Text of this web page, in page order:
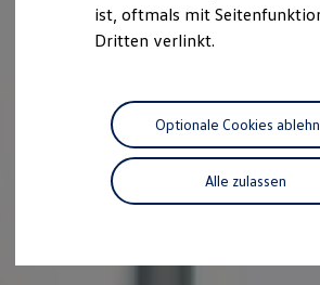
Software Updates
Service und Ersatzteile
Motorenöl und
Räder und Reifen
Pannen- und Unfallhilfe
Economy Service
Volkswagen Teile
Zubehör
ist, oftmals mit
Dritten verlinkt.
Alle zulassen
Optionale Cookies